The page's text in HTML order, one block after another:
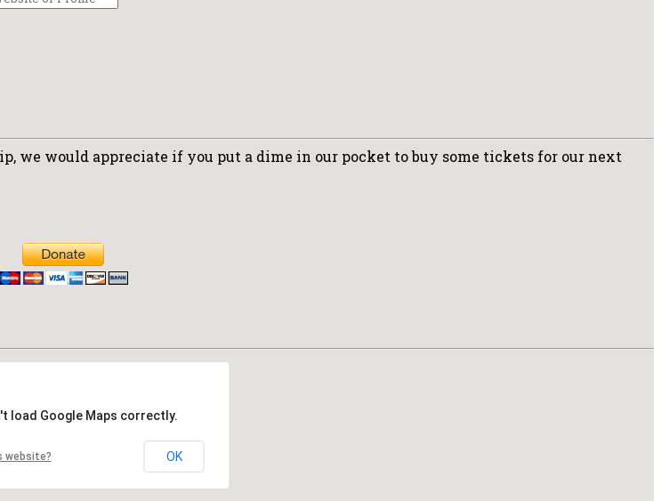
we would appreciate if you put a dime in our pocket to buy some tickets for our next
load Google Maps correctly.
website? OK